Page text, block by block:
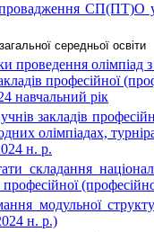
СП(ПТ)О у
середньої освіти
проведення олімпіад з
професійної
навчальний рік
закладів
олімпіадах,
н. р.
складання
професійної
модульної
н. р.)